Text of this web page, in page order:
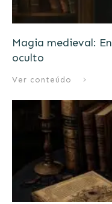
Magia medieval:
oculto
Ver conteúdo